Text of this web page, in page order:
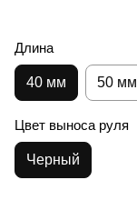
Длина
40 мм 50 мм
Цвет выноса руля
Черный